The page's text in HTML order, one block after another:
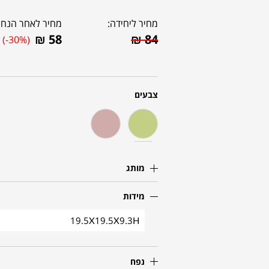
מחיר ליחידה:
₪84
מחיר לאחר
₪ 58
(-30%)
צבעים
מותג
מידות
19.5X19.5X9.3H
נפח